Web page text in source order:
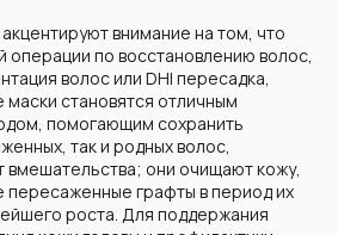
внимание на том, что
по восстановлению волос,
волос или DHI пересадка,
становятся отличным
помогающим сохранить
так и родных волос,
вмешательства; они очищают кожу,
пересаженные графты в период их
роста. Для поддержания
в Москве. Используем
от 10.02.2026